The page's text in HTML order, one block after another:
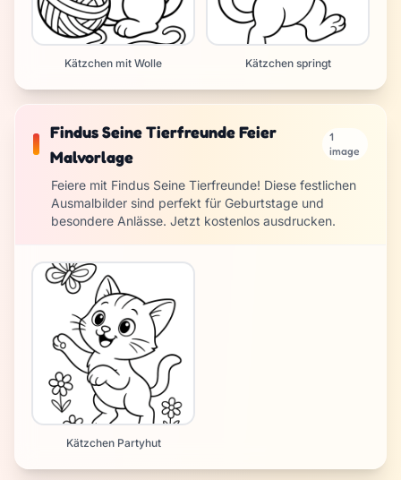
Kätzchen mit Wolle Kätzchen springt
Findus Seine Tierfreunde Feier
Malvorlage
1
image
Feiere mit Findus Seine Tierfreunde! Diese festlichen
Ausmalbilder sind perfekt für Geburtstage und
besondere Anlässe. Jetzt kostenlos ausdrucken.
Kätzchen Partyhut